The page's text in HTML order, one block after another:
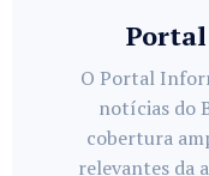
O Portal
notícias do
cobertura
relevantes da